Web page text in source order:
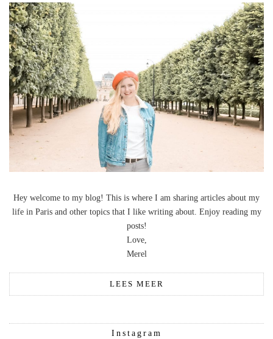
Hey welcome to my blog! This is where I am sharing articles about my
life in Paris and other topics that I like writing about. Enjoy reading my
posts!
Love,
Merel
LEES MEER
Instagram